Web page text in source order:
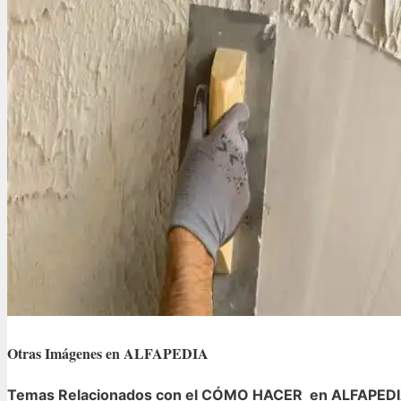
Otras Imágenes en ALFAPEDIA
Temas Relacionados con el CÓMO HACER en